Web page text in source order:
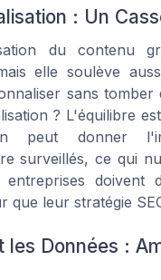
: Un
du contenu
elle soulève
sans tomber
? L'équilibre
peut donner
surveillés, ce qui
entreprises doivent
que leur stratégie
les Données :